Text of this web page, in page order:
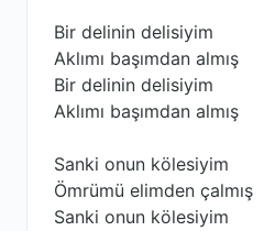
Bir delinin delisiyim
Aklımı başımdan almış
Bir delinin delisiyim
Aklımı başımdan almış
Sanki onun kölesiyim
Ömrümü elimden çalmış
Sanki onun kölesiyim